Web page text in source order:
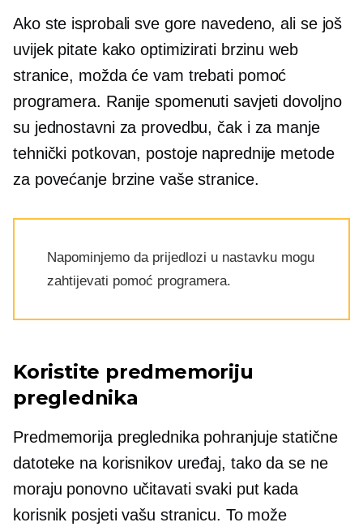
Ako ste isprobali sve gore navedeno, ali se još
uvijek pitate kako optimizirati brzinu web
stranice, možda će vam trebati pomoć
programera. Ranije spomenuti savjeti dovoljno
su jednostavni za provedbu, čak i za manje
tehnički potkovan, postoje naprednije metode
za povećanje brzine vaše stranice.
Napominjemo da prijedlozi u nastavku mogu
zahtijevati pomoć programera.
Koristite predmemoriju
preglednika
Predmemorija preglednika pohranjuje statične
datoteke na korisnikov uređaj, tako da se ne
moraju ponovno učitavati svaki put kada
korisnik posjeti vašu stranicu. To može